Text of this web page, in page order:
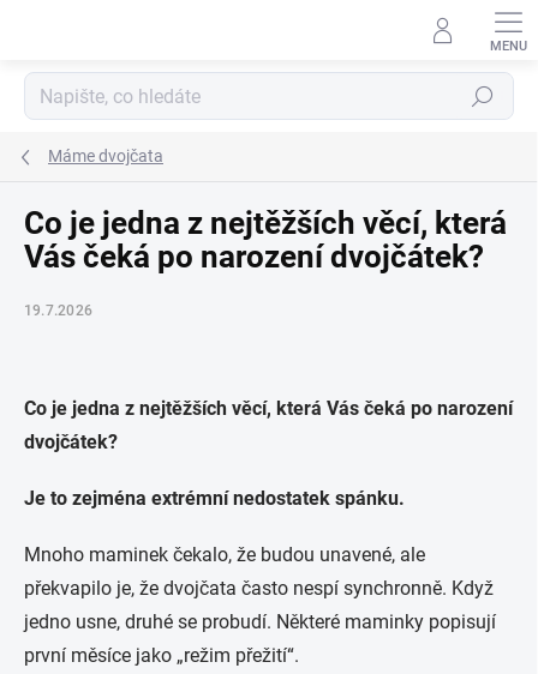
Hledat
Máme dvojčata
Co je jedna z nejtěžších věcí, která
Vás čeká po narození dvojčátek?
19.7.2026
Co je jedna z nejtěžších věcí, která Vás čeká po narození
dvojčátek?
Je to zejména extrémní nedostatek spánku.
Mnoho maminek čekalo, že budou unavené, ale
překvapilo je, že dvojčata často nespí synchronně. Když
jedno usne, druhé se probudí. Některé maminky popisují
první měsíce jako „režim přežití“.